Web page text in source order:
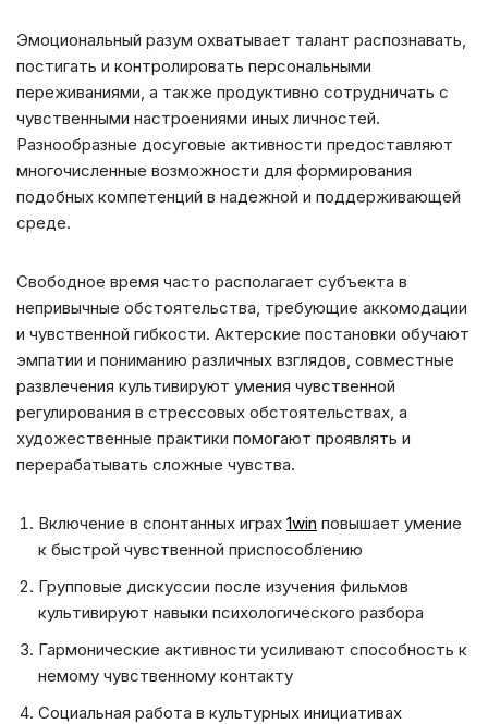
Эмоциональный разум охватывает талант распознавать,
постигать и контролировать персональными
переживаниями, а также продуктивно сотрудничать с
чувственными настроениями иных личностей.
Разнообразные досуговые активности предоставляют
многочисленные возможности для формирования
подобных компетенций в надежной и поддерживающей
среде.
Свободное время часто располагает субъекта в
непривычные обстоятельства, требующие аккомодации
и чувственной гибкости. Актерские постановки обучают
эмпатии и пониманию различных взглядов, совместные
развлечения культивируют умения чувственной
регулирования в стрессовых обстоятельствах, а
художественные практики помогают проявлять и
перерабатывать сложные чувства.
Включение в спонтанных играх 1win повышает умение
к быстрой чувственной приспособлению
Групповые дискуссии после изучения фильмов
культивируют навыки психологического разбора
Гармонические активности усиливают способность к
немому чувственному контакту
Социальная работа в культурных инициативах